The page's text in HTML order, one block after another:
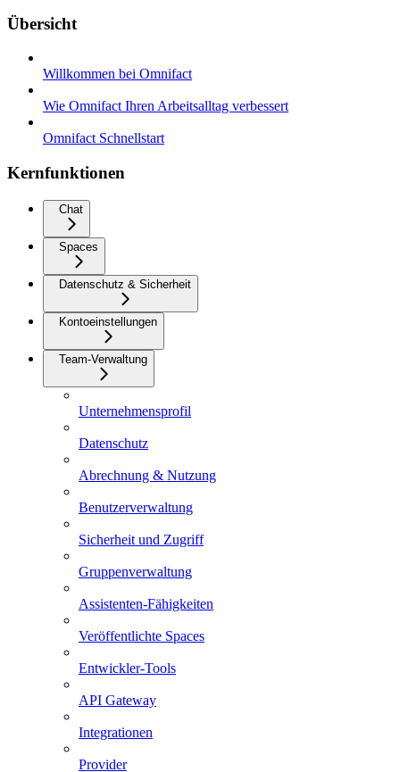
Übersicht
Willkommen bei Omnifact
Wie Omnifact Ihren Arbeitsalltag verbessert
Omnifact Schnellstart
Kernfunktionen
Chat
Spaces
Datenschutz & Sicherheit
Kontoeinstellungen
Team-Verwaltung
Unternehmensprofil
Datenschutz
Abrechnung & Nutzung
Benutzerverwaltung
Sicherheit und Zugriff
Gruppenverwaltung
Assistenten-Fähigkeiten
Veröffentlichte Spaces
Entwickler-Tools
API Gateway
Integrationen
Provider